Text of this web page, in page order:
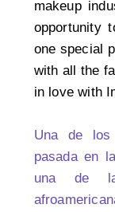
makeup
opportunity
one special
with all the
in love with
Una de los
pasada en
una de